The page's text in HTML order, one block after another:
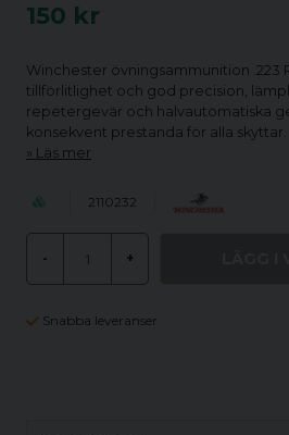
150 kr
Winchester övningsammunition .223
tillförlitlighet och god precision,
repetergevär och halvautomatiska
konsekvent prestanda för alla skyttar.
Läs mer
2110232
- +
Snabba leveranser